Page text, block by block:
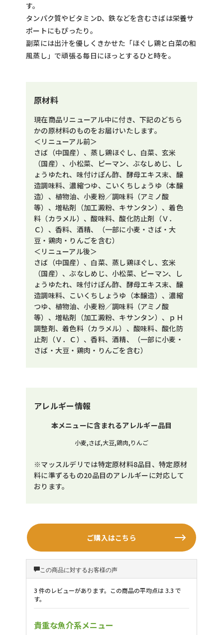
す。
タンパク質やビタミンD、鉄などを含むさばは栄養サ
ポートにもぴったり。
副菜には出汁を優しくきかせた「ほぐし鶏と白菜の和
風蒸し」で頑張る毎日にほっとするひと時を。
原材料
現在商品リニューアル中に付き、下記のどちら
かの原材料のものをお届けいたします。
＜リニューアル前＞
さば（中国産）、蒸し鶏ほぐし、白菜、玄米
（国産）、小松菜、ピーマン、ぶなしめじ、し
ょうゆたれ、味付けぽん酢、酵母エキス末、醸
造調味料、濃縮つゆ、こいくちしょうゆ（本醸
造）、植物油、小麦粉／調味料（アミノ酸
等）、増粘剤（加工澱粉、キサンタン）、着色
料（カラメル）、酸味料、酸化防止剤（Ｖ．
Ｃ）、香料、酒精、（一部に小麦・さば・大
豆・鶏肉・りんごを含む）
＜リニューアル後＞
さば（中国産）、白菜、蒸し鶏ほぐし、玄米
（国産）、ぶなしめじ、小松菜、ピーマン、し
ょうゆたれ、味付けぽん酢、酵母エキス末、醸
造調味料、こいくちしょうゆ（本醸造）、濃縮
つゆ、植物油、小麦粉／調味料（アミノ酸
等）、増粘剤（加工澱粉、キサンタン）、ｐＨ
調整剤、着色料（カラメル）、酸味料、酸化防
止剤（Ｖ．Ｃ）、香料、酒精、（一部に小麦・
さば・大豆・鶏肉・りんごを含む）
アレルギー情報
本メニューに含まれるアレルギー品目
小麦,さば,大豆,鶏肉,りんご
※マッスルデリでは特定原材料8品目、特定原材
料に準ずるもの20品目のアレルギーに対応して
おります。
ご購入はこちら
この商品に対するお客様の声
3 件のレビューがあります。この商品の平均点は 3.3 で
す。
貴重な魚介系メニュー